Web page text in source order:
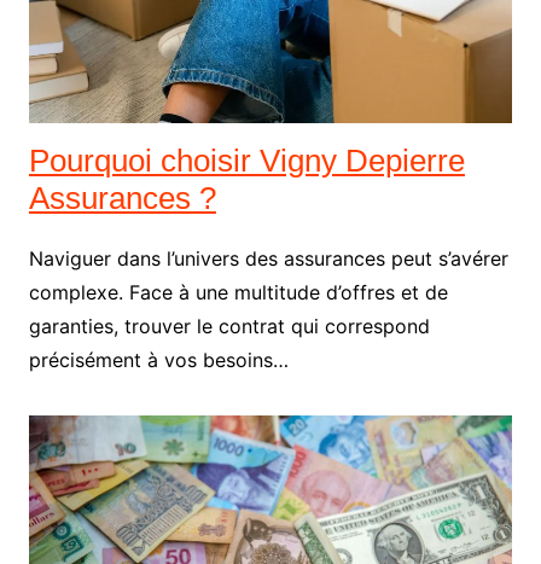
Pourquoi choisir Vigny Depierre
Assurances ?
Naviguer dans l’univers des assurances peut s’avérer
complexe. Face à une multitude d’offres et de
garanties, trouver le contrat qui correspond
précisément à vos besoins…